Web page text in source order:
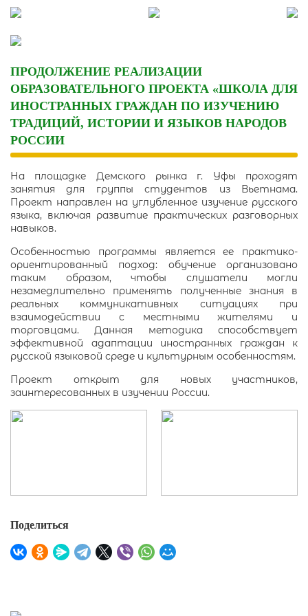
Skip
content
ПРОДОЛЖЕНИЕ РЕАЛИЗАЦИИ
ОБРАЗОВАТЕЛЬНОГО ПРОЕКТА «ШКОЛА ДЛЯ
ИНОСТРАННЫХ ГРАЖДАН ПО ИЗУЧЕНИЮ
ТРАДИЦИЙ, ИСТОРИИ И ЯЗЫКОВ НАРОДОВ
РОССИИ
На площадке Демского рынка г. Уфы проходят
занятия для группы студентов из Вьетнама.
Проект направлен на углубленное изучение русского
языка, включая развитие практических разговорных
навыков.
Особенностью программы является ее практико-
ориентированный подход: обучение организовано
таким образом, чтобы слушатели могли
незамедлительно применять полученные знания в
реальных коммуникативных ситуациях при
взаимодействии с местными жителями и
торговцами. Данная методика способствует
эффективной адаптации иностранных граждан к
русской языковой среде и культурным особенностям.
Проект открыт для новых участников,
заинтересованных в изучении России.
Поделиться